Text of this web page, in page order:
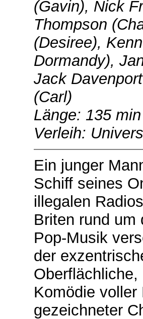
(Gavin), Nick
Thompson
(Desiree),
Dormandy),
Jack
(Carl)
Länge: 135 min
Verleih:
Ein junger
Schiff seines
illegalen
Briten rund um
Pop-Musik
der
Komödie
gezeichneter